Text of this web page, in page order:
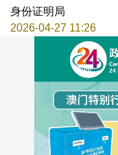
身份证明局
2026-04-27 11:26